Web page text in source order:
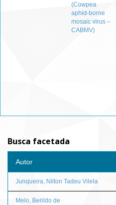
(Cowpea
aphid-borne
mosaic virus –
CABMV)
Busca facetada
Autor
Junqueira, Nilton Tadeu Vilela
Melo, Berildo de